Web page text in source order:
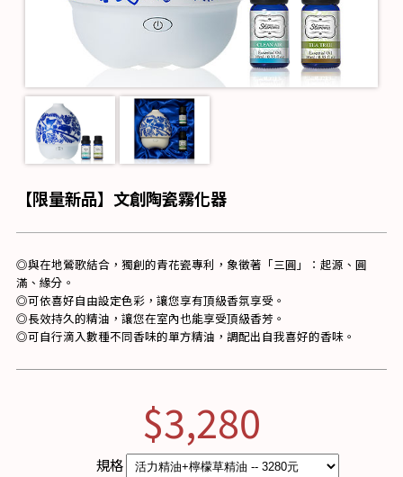
【限量新品】文創陶瓷霧化器
◎與在地鶯歌結合，獨創的青花瓷專利，象徵著「三圓」：起源、圓
滿、緣分。
◎可依喜好自由設定色彩，讓您享有頂級香氛享受。
◎長效持久的精油，讓您在室內也能享受頂級香芳。
◎可自行滴入數種不同香味的單方精油，調配出自我喜好的香味。
$3,280
規格